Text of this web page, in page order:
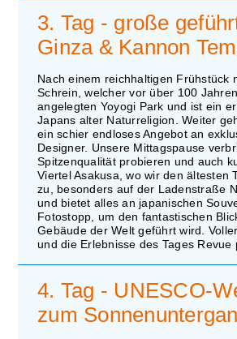
3. Tag - große
Ginza & Kannon
Nach einem reichhaltigen Frühstück
Schrein, welcher vor über 100
angelegten Yoyogi Park und ist ein
Japans alter Naturreligion. Weiter
ein schier endloses Angebot an
Designer. Unsere Mittagspause
Spitzenqualität probieren und auch
Viertel Asakusa, wo wir den ältesten
zu, besonders auf der Ladenstraße
und bietet alles an japanischen
Fotostopp, um den fantastischen
Gebäude der Welt geführt wird.
und die Erlebnisse des Tages Revue
4. Tag - UNESCO-
zum